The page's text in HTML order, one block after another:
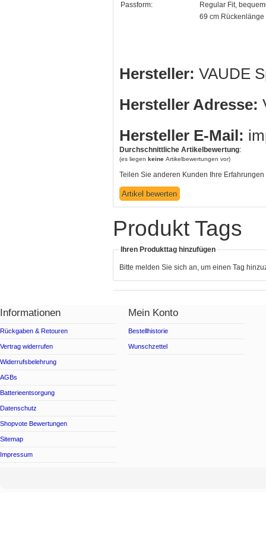
Passform:
Regular Fit,
69 cm Rückenlänge
Hersteller: VAUDE
Hersteller Adresse:
Hersteller E-Mail:
Durchschnittliche Artikelbewertung:
(es liegen keine Artikelbewertungen vor)
Teilen Sie anderen Kunden Ihre Erfahrungen
Produkt Tags
Ihren Produkttag hinzufügen
Bitte melden Sie sich an, um einen Tag
Informationen
Rückgaben & Retouren
Vertrag widerrufen
Widerrufsbelehrung
AGBs
Batterieentsorgung
Datenschutz
Shopvote Bewertungen
Sitemap
Impressum
Mein Konto
Bestellhistorie
Wunschzettel